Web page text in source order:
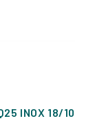
INOX 18/10